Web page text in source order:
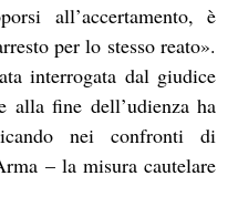
all’accertamento, è
per lo stesso reato».
interrogata dal giudice
alla fine dell’udienza ha
nei confronti di
– la misura cautelare